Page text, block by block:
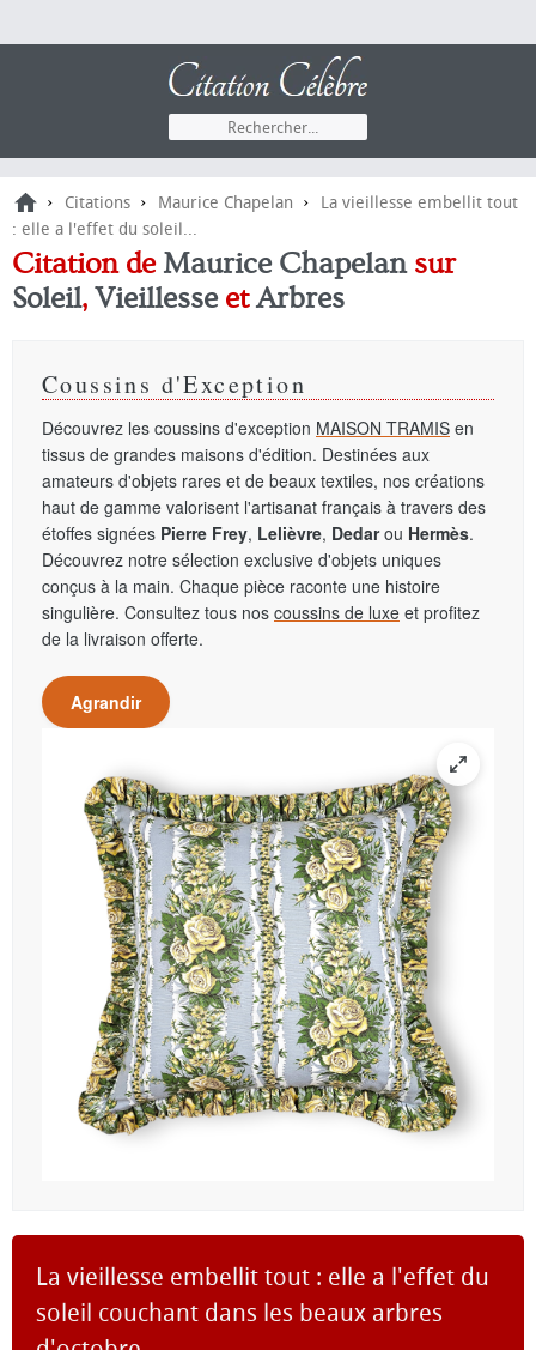
› Citations › Maurice Chapelan ›
La vieillesse embellit tout
: elle a l'effet du soleil...
Citation de Maurice Chapelansur
Soleil, VieillesseetArbres
Coussins d'Exception
Découvrez les coussins d'exception MAISON TRAMIS en
tissus de grandes maisons d'édition. Destinées aux
amateurs d'objets rares et de beaux textiles, nos créations
haut de gamme valorisent l'artisanat français à travers des
étoffes signées Pierre Frey, Lelièvre, Dedarou Hermès.
Découvrez notre sélection exclusive d'objets uniques
conçus à la main. Chaque pièce raconte une histoire
singulière. Consultez tous nos coussins de luxe et profitez
de la livraison offerte.
Agrandir
La vieillesse embellit tout : elle a l'effet du
soleil couchant dans les beaux arbres